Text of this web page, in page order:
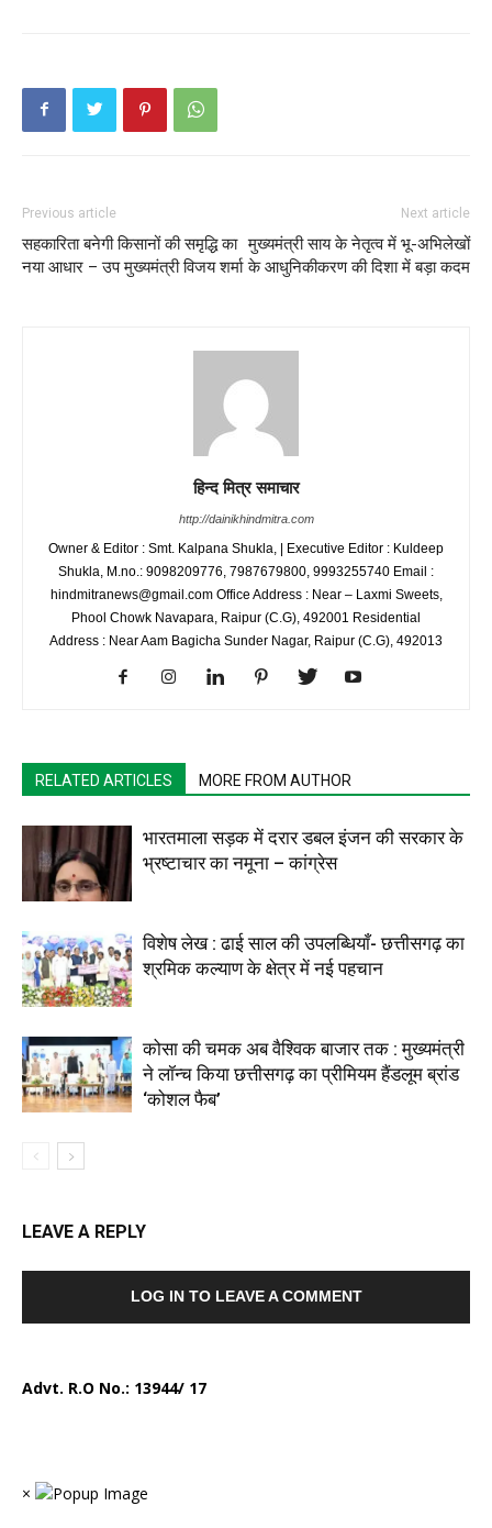
Previous article
सहकारिता बनेगी किसानों की समृद्धि का
नया आधार – उप मुख्यमंत्री विजय शर्मा
Next article
मुख्यमंत्री साय के नेतृत्व में भू-अभिलेखों
के आधुनिकीकरण की दिशा में बड़ा कदम
हिन्द मित्र समाचार
http://dainikhindmitra.com
Owner & Editor : Smt. Kalpana Shukla, | Executive Editor : Kuldeep
Shukla, M.no.: 9098209776, 7987679800, 9993255740 Email :
hindmitranews@gmail.com Office Address : Near – Laxmi Sweets,
Phool Chowk Navapara, Raipur (C.G), 492001 Residential
Address : Near Aam Bagicha Sunder Nagar, Raipur (C.G), 492013
RELATED ARTICLES MORE FROM AUTHOR
भारतमाला सड़क में दरार डबल इंजन की सरकार के
भ्रष्टाचार का नमूना – कांग्रेस
विशेष लेख : ढाई साल की उपलब्धियाँ- छत्तीसगढ़ का
श्रमिक कल्याण के क्षेत्र में नई पहचान
कोसा की चमक अब वैश्विक बाजार तक : मुख्यमंत्री
ने लॉन्च किया छत्तीसगढ़ का प्रीमियम हैंडलूम ब्रांड
‘कोशल फैब’
LEAVE A REPLY
LOG IN TO LEAVE A COMMENT
Advt. R.O No.: 13944/ 17
×